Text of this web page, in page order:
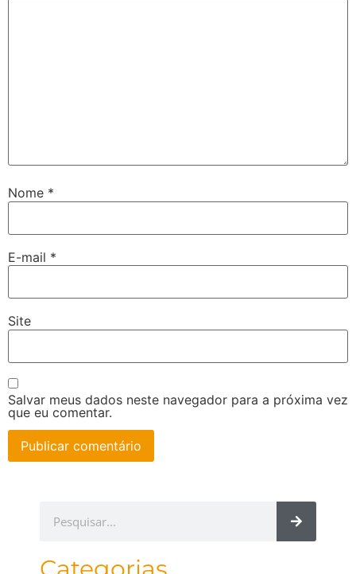
Nome *
E-mail *
Site
Salvar meus dados neste navegador para a próxima vez
que eu comentar.